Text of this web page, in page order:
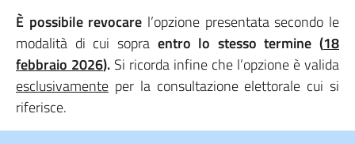
È possibile revocare l’opzione presentata secondo le
modalità di cui sopraentro lo stesso termine (18
febbraio 2026). Si ricorda infine che l’opzione è valida
esclusivamente per la consultazione elettorale cui si
riferisce.